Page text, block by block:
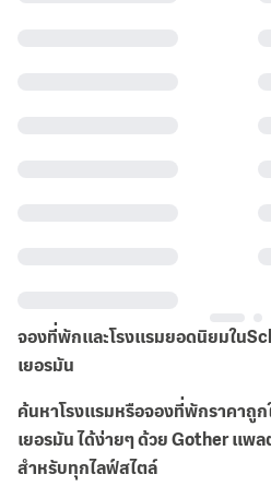
จองที่พักและโรงแรมยอดนิยมใน
เยอรมัน
ค้นหาโรงแรมหรือจองที่พักราคาถู
เยอรมัน ได้ง่ายๆ ด้วย Gother แพ
สำหรับทุกไลฟ์สไตล์